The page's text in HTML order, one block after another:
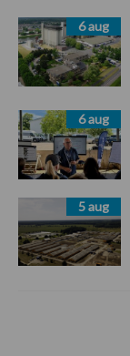
6 aug
6 aug
5 aug